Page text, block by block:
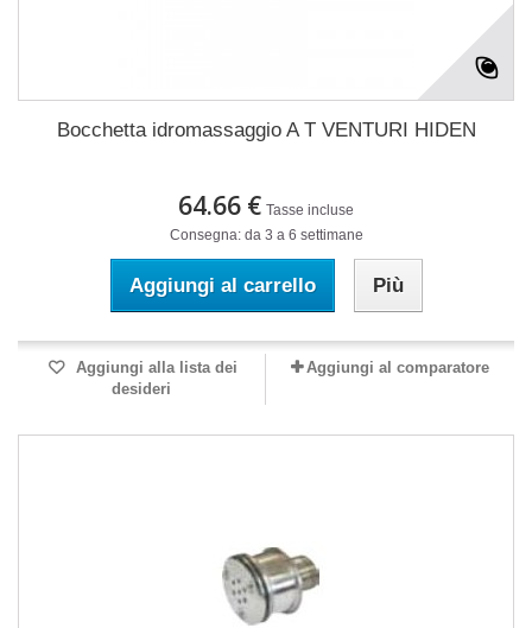
Bocchetta idromassaggio A T VENTURI HIDEN
64.66 € Tasse incluse
Consegna: da 3 a 6 settimane
Aggiungi al carrello Più
Aggiungi alla lista dei
desideri
Aggiungi al comparatore